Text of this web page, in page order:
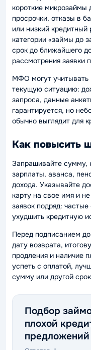
короткие микрозаймы
просрочки, отказы в
или низкий кредитный
категории «займы до
срок до ближайшего
рассмотрения заявки
МФО могут учитывать
текущую ситуацию:
запроса, данные
гарантируется, но
обычно выглядит для
Как повысить
Запрашивайте сумму,
зарплаты, аванса,
дохода. Указывайте
карту на свое имя и
заявок подряд:
ухудшить кредитную
Перед подписанием
дату возврата,
продления и наличие
успеть с оплатой,
сумму или другой
Подбор
плохой